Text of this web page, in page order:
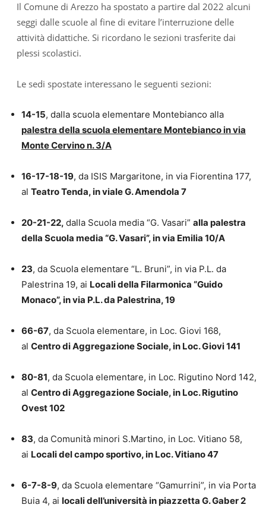
Il Comune di Arezzo ha spostato a partire dal 2022 alcuni
seggi dalle scuole al fine di evitare l’interruzione delle
attività didattiche. Si ricordano le sezioni trasferite dai
plessi scolastici.
Le sedi spostate interessano le seguenti sezioni:
14-15, dalla scuola elementare Montebianco alla
palestra della scuola elementare Montebianco in via
Monte Cervino n. 3/A
16-17-18-19, da ISIS Margaritone, in via Fiorentina 177,
al Teatro Tenda, in viale G. Amendola 7
20-21-22, dalla Scuola media “G. Vasari” alla palestra
della Scuola media “G. Vasari”, in via Emilia 10/A
23, da Scuola elementare “L. Bruni”, in via P.L. da
Palestrina 19, ai Locali della Filarmonica “Guido
Monaco”, in via P.L. da Palestrina, 19
66-67, da Scuola elementare, in Loc. Giovi 168,
al Centro di Aggregazione Sociale, in Loc. Giovi 141
80-81, da Scuola elementare, in Loc. Rigutino Nord 142,
al Centro di Aggregazione Sociale, in Loc. Rigutino
Ovest 102
83, da Comunità minori S.Martino, in Loc. Vitiano 58,
ai Locali del campo sportivo, in Loc. Vitiano 47
6-7-8-9, da Scuola elementare “Gamurrini”, in via Porta
Buia 4, ai locali dell’università in piazzetta G. Gaber 2